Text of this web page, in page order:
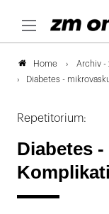
Home Archiv -
Diabetes -
Repetitorium:
Diabetes